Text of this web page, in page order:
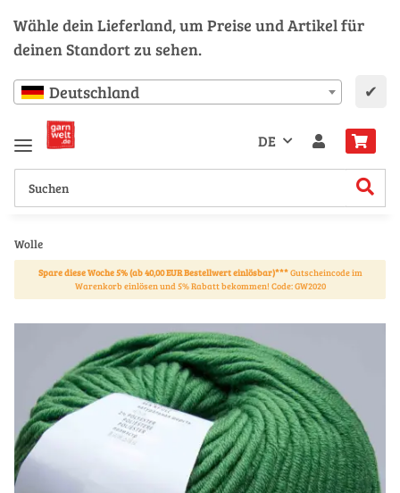
Wähle dein Lieferland, um Preise und Artikel für
deinen Standort zu sehen.
Deutschland ✔
DE
Wolle
Spare diese Woche 5% (ab 40,00 EUR Bestellwert einlösbar)***Gutscheincode im
Warenkorb einlösen und 5% Rabatt bekommen! Code: GW2020